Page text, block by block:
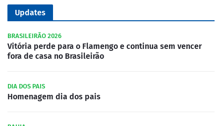
Updates
BRASILEIRÃO 2026
Vitória perde para o Flamengo e continua sem vencer
fora de casa no Brasileirão
DIA DOS PAIS
Homenagem dia dos pais